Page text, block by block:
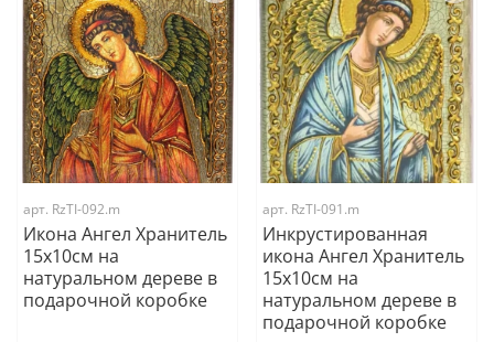
арт. RzTI-092.m
Икона Ангел Хранитель
15х10см на
натуральном дереве в
подарочной коробке
арт. RzTI-091.m
Инкрустированная
икона Ангел Хранитель
15х10см на
натуральном дереве в
подарочной коробке